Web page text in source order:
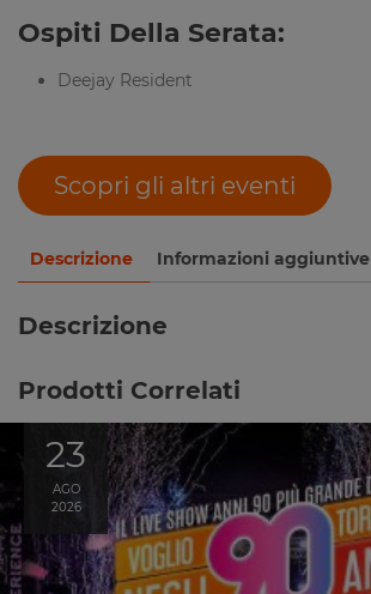
Ospiti Della Serata:
Deejay Resident
Scopri gli altri eventi
Descrizione Informazioni aggiuntive
Descrizione
Prodotti Correlati
23
AGO
2026